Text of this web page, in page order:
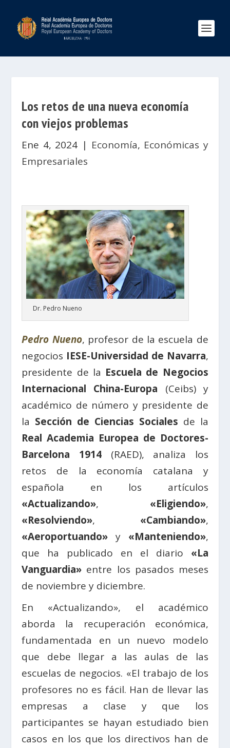
Los retos de una nueva economía
con viejos problemas
Ene 4, 2024 | Economía, Económicas y
Empresariales
Dr. Pedro Nueno
Pedro Nueno, profesor de la escuela de
negocios IESE-Universidad de Navarra,
presidente de la Escuela de Negocios
Internacional China-Europa (Ceibs) y
académico de número y presidente de
la Sección de Ciencias Sociales de la
Real Academia Europea de Doctores-
Barcelona 1914(RAED), analiza los
retos de la economía catalana y
española en los artículos
«Actualizando», «Eligiendo»,
«Resolviendo», «Cambiando»,
«Aeroportuando» y «Manteniendo»,
que ha publicado en el diario «La
Vanguardia» entre los pasados meses
de noviembre y diciembre.
En «Actualizando», el académico
aborda la recuperación económica,
fundamentada en un nuevo modelo
que debe llegar a las aulas de las
escuelas de negocios. «El trabajo de los
profesores no es fácil. Han de llevar las
empresas a clase y que los
participantes se hayan estudiado bien
casos en los que los directivos han de